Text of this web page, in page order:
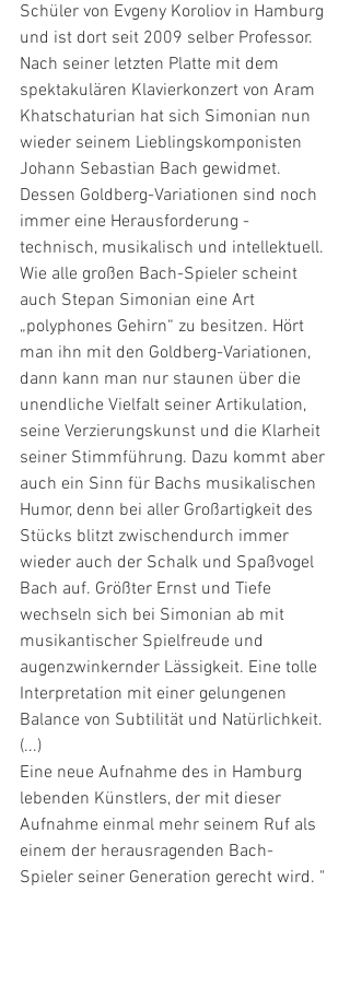
Schüler von Evgeny Koroliov in Hamburg
und ist dort seit 2009 selber Professor.
Nach seiner letzten Platte mit dem
spektakulären Klavierkonzert von Aram
Khatschaturian hat sich Simonian nun
wieder seinem Lieblingskomponisten
Johann Sebastian Bach gewidmet.
Dessen Goldberg-Variationen sind noch
immer eine Herausforderung -
technisch, musikalisch und intellektuell.
Wie alle großen Bach-Spieler scheint
auch Stepan Simonian eine Art
„polyphones Gehirn“ zu besitzen. Hört
man ihn mit den Goldberg-Variationen,
dann kann man nur staunen über die
unendliche Vielfalt seiner Artikulation,
seine Verzierungskunst und die Klarheit
seiner Stimmführung. Dazu kommt aber
auch ein Sinn für Bachs musikalischen
Humor, denn bei aller Großartigkeit des
Stücks blitzt zwischendurch immer
wieder auch der Schalk und Spaßvogel
Bach auf. Größter Ernst und Tiefe
wechseln sich bei Simonian ab mit
musikantischer Spielfreude und
augenzwinkernder Lässigkeit. Eine tolle
Interpretation mit einer gelungenen
Balance von Subtilität und Natürlichkeit.
(...)
Eine neue Aufnahme des in Hamburg
lebenden Künstlers, der mit dieser
Aufnahme einmal mehr seinem Ruf als
einem der herausragenden Bach-
Spieler seiner Generation gerecht wird. "